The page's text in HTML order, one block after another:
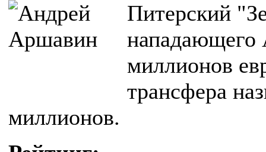
Питерский
нападающего
миллионов
трансфера
миллионов.